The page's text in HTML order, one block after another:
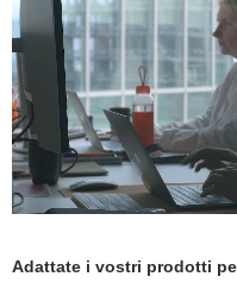
Adattate i vostri prodotti